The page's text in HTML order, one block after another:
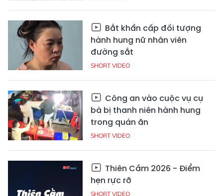
Bắt khẩn cấp đối tượng
hành hung nữ nhân viên
đường sắt
SHORT VIDEO
Công an vào cuộc vụ cụ
bà bị thanh niên hành hung
trong quán ăn
SHORT VIDEO
Thiên Cầm 2026 - Điểm
hẹn rực rỡ
SHORT VIDEO